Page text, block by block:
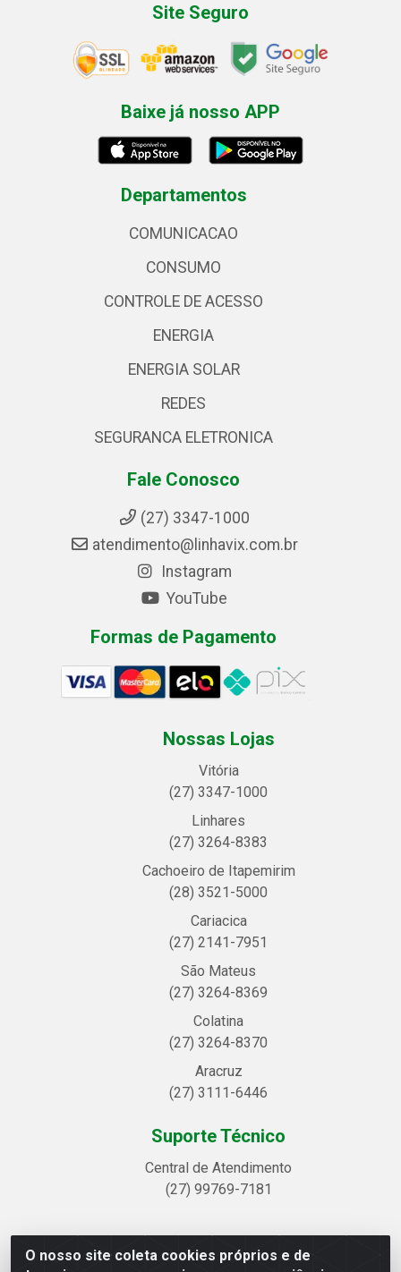
O nosso site coleta cookies próprios e de
Site Seguro
Baixe já nosso APP
Departamentos
COMUNICACAO
CONSUMO
CONTROLE DE ACESSO
ENERGIA
ENERGIA SOLAR
REDES
SEGURANCA ELETRONICA
Fale Conosco
(27) 3347-1000
atendimento@linhavix.com.br
Instagram
YouTube
Formas de Pagamento
Nossas Lojas
Vitória
(27) 3347-1000
Linhares
(27) 3264-8383
Cachoeiro de Itapemirim
(28) 3521-5000
Cariacica
(27) 2141-7951
São Mateus
(27) 3264-8369
Colatina
(27) 3264-8370
Aracruz
(27) 3111-6446
Suporte Técnico
Central de Atendimento
(27) 99769-7181
Linhavix Distribuidora LTDA - Avenida Alegre, 2521 -